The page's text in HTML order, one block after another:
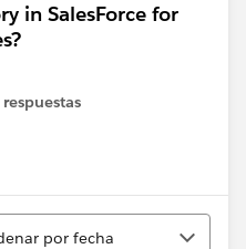
in SalesForce for
por fecha